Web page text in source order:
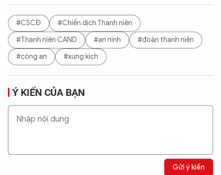
#CSCĐ
#Chiến dịch Thanh niên
#Thanh niên CAND
#an ninh
#đoàn thanh niên
#công an
#xung kích
Ý KIẾN CỦA BẠN
Gửi ý kiến